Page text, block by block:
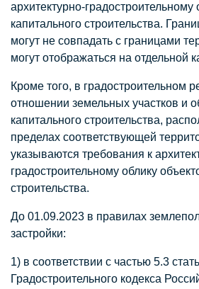
архитектурно-градостроительному
капитального строительства.
могут не совпадать с границами
могут отображаться на отдельной
Кроме того, в градостроительном
отношении земельных участков и
капитального строительства,
пределах соответствующей
указываются требования к
градостроительному облику
строительства.
До 01.09.2023 в правилах
застройки:
1) в соответствии с частью 5.3
Градостроительного кодекса